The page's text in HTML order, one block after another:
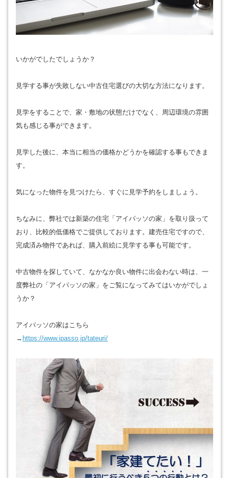
いかがでしたでしょうか？
見学する事が失敗しない中古住宅選びの大切な方法になります。
見学をすることで、家・敷地の状態だけでなく、周辺環境の雰囲
気も感じる事ができます。
見学した後に、本当に相当の価格かどうかを確認する事もできま
す。
気になった物件を見つけたら、すぐに見学予約をしましょう。
ちなみに、弊社では新築の住宅「アイパッソの家」を取り扱って
おり、比較的低価格でご提供しております。建売住宅ですので、
完成済み物件であれば、購入前絵に見学する事も可能です。
中古物件を探していて、なかなか良い物件に出会わない時は、一
度弊社の「アイパッソの家」をご覧になってみてはいかがでしょ
うか？
アイパッソの家はこちら
→ https://www.ipasso.jp/tateuri/